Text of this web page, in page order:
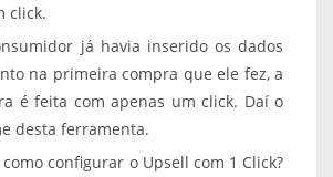
click.
já havia inserido os dados
na primeira compra que ele fez, a
é feita com apenas um click. Daí o
desta ferramenta.
configurar o Upsell com 1 Click?